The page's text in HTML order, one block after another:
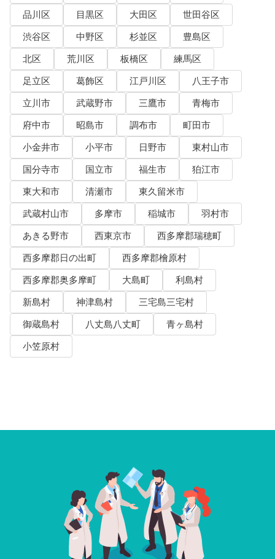
品川区
目黒区 大田区
世田谷区
渋谷区
中野区 杉並区
豊島区
北区
荒川区 板橋区
練馬区
足立区
葛飾区 江戸川区
八王子市
立川市
武蔵野市 三鷹市
青梅市
府中市
昭島市 調布市
町田市
小金井市
小平市 日野市
東村山市
国分寺市
国立市 福生市
狛江市
東大和市
清瀬市
東久留米市
武蔵村山市
多摩市 稲城市
羽村市
あきる野市
西東京市
西多摩郡瑞穂町
西多摩郡日の出町
西多摩郡檜原村
西多摩郡奥多摩町
大島町
利島村
新島村
神津島村
三宅島三宅村
御蔵島村
八丈島八丈町
青ヶ島村
小笠原村